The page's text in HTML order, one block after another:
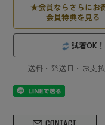
★会員ならさらにお
会員特典を見る
試着OK
送料・発送日・お支